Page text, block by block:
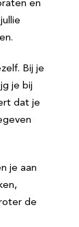
en
Bij je
je bij
dat je
je aan
de